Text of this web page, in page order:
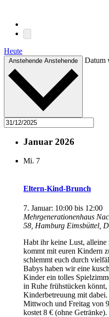
Heute
Anstehende Anstehende Datum
Januar 2026
Mi. 7
Eltern-Kind-Brunch
7. Januar: 10:00 bis 12:00
Mehrgenerationenhaus
58, Hamburg Eimsbüttel,
Habt ihr keine Lust, alleine
kommt mit euren Kindern
schlemmt euch durch
Babys haben wir eine
Kinder ein tolles
in Ruhe frühstücken
Kinderbetreuung mit
Mittwoch und Freitag von
kostet 8 € (ohne Getränke).